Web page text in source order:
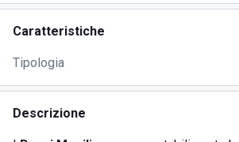
Caratteristiche
Tipologia
Descrizione